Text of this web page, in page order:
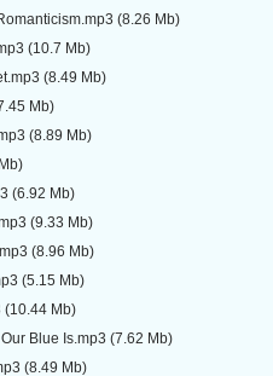
(8.26 Mb)
(10.7 Mb)
(8.49 Mb)
Mb)
(8.89 Mb)
(6.92 Mb)
(9.33 Mb)
(8.96 Mb)
(5.15 Mb)
(10.44 Mb)
Blue Is.mp3 (7.62 Mb)
(8.49 Mb)